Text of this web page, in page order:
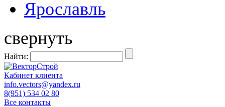
Ярославль
свернуть
Найти:
Кабинет клиента
info.vectors@yandex.ru
8(951) 534 02 80
Все контакты